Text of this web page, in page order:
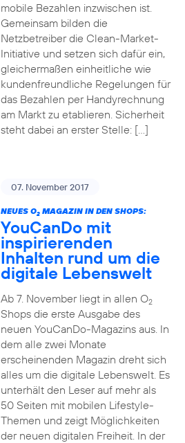
mobile Bezahlen inzwischen ist.
Gemeinsam bilden die
Netzbetreiber die Clean-Market-
Initiative und setzen sich dafür ein,
gleichermaßen einheitliche wie
kundenfreundliche Regelungen für
das Bezahlen per Handyrechnung
am Markt zu etablieren. Sicherheit
steht dabei an erster Stelle: […]
07. November 2017
NEUES O2MAGAZIN IN DEN SHOPS:
YouCanDo mit
inspirierenden
Inhalten rund um die
digitale Lebenswelt
Ab 7. November liegt in allen O2
Shops die erste Ausgabe des
neuen YouCanDo-Magazins aus. In
dem alle zwei Monate
erscheinenden Magazin dreht sich
alles um die digitale Lebenswelt. Es
unterhält den Leser auf mehr als
50 Seiten mit mobilen Lifestyle-
Themen und zeigt Möglichkeiten
der neuen digitalen Freiheit. In der